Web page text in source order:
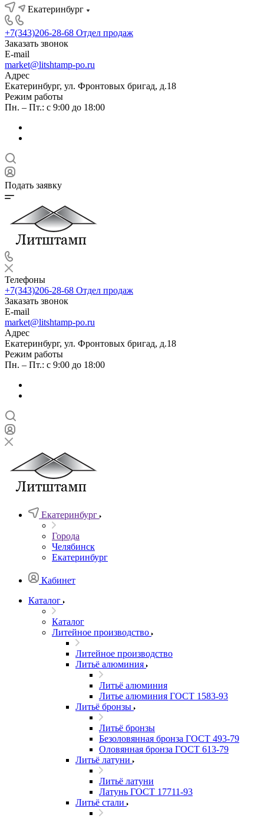
Екатеринбург
+7(343)206-28-68 Отдел продаж
Заказать звонок
E-mail
market@litshtamp-po.ru
Адрес
Екатеринбург, ул. Фронтовых бригад, д.18
Режим работы
Пн. – Пт.: с 9:00 до 18:00
Подать заявку
Телефоны
+7(343)206-28-68 Отдел продаж
Заказать звонок
E-mail
market@litshtamp-po.ru
Адрес
Екатеринбург, ул. Фронтовых бригад, д.18
Режим работы
Пн. – Пт.: с 9:00 до 18:00
Екатеринбург
Города
Челябинск
Екатеринбург
Кабинет
Каталог
Каталог
Литейное производство
Литейное производство
Литьё алюминия
Литьё алюминия
Литье алюминия ГОСТ 1583-93
Литьё бронзы
Литьё бронзы
Безоловянная бронза ГОСТ 493-79
Оловянная бронза ГОСТ 613-79
Литьё латуни
Литьё латуни
Латунь ГОСТ 17711-93
Литьё стали